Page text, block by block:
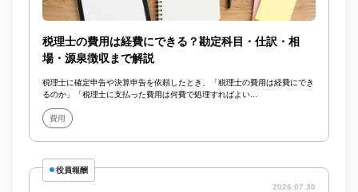
税理士の費用は経費にできる？勘定科目・仕訳・相
場・源泉徴収まで解説
税理士に確定申告や決算申告を依頼したとき、「税理士の費用は経費にでき
るのか」「税理士に支払った費用は何費で処理すればよい...
費用
役員報酬
2026.07.30